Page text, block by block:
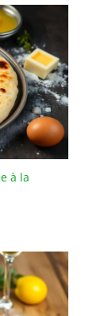
- Le
ni
odeurs.
en
tiède
pas
à la